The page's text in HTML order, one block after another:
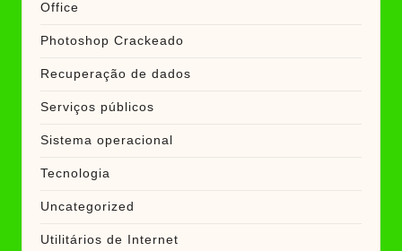
Office
Photoshop Crackeado
Recuperação de dados
Serviços públicos
Sistema operacional
Tecnologia
Uncategorized
Utilitários de Internet